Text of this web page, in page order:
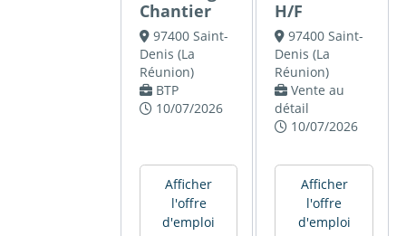
Chantier
97400 Saint-
Denis (La
Réunion)
BTP
10/07/2026
Afficher
l'offre
d'emploi
H/F
97400 Saint-
Denis (La
Réunion)
Vente au
détail
10/07/2026
Afficher
l'offre
d'emploi